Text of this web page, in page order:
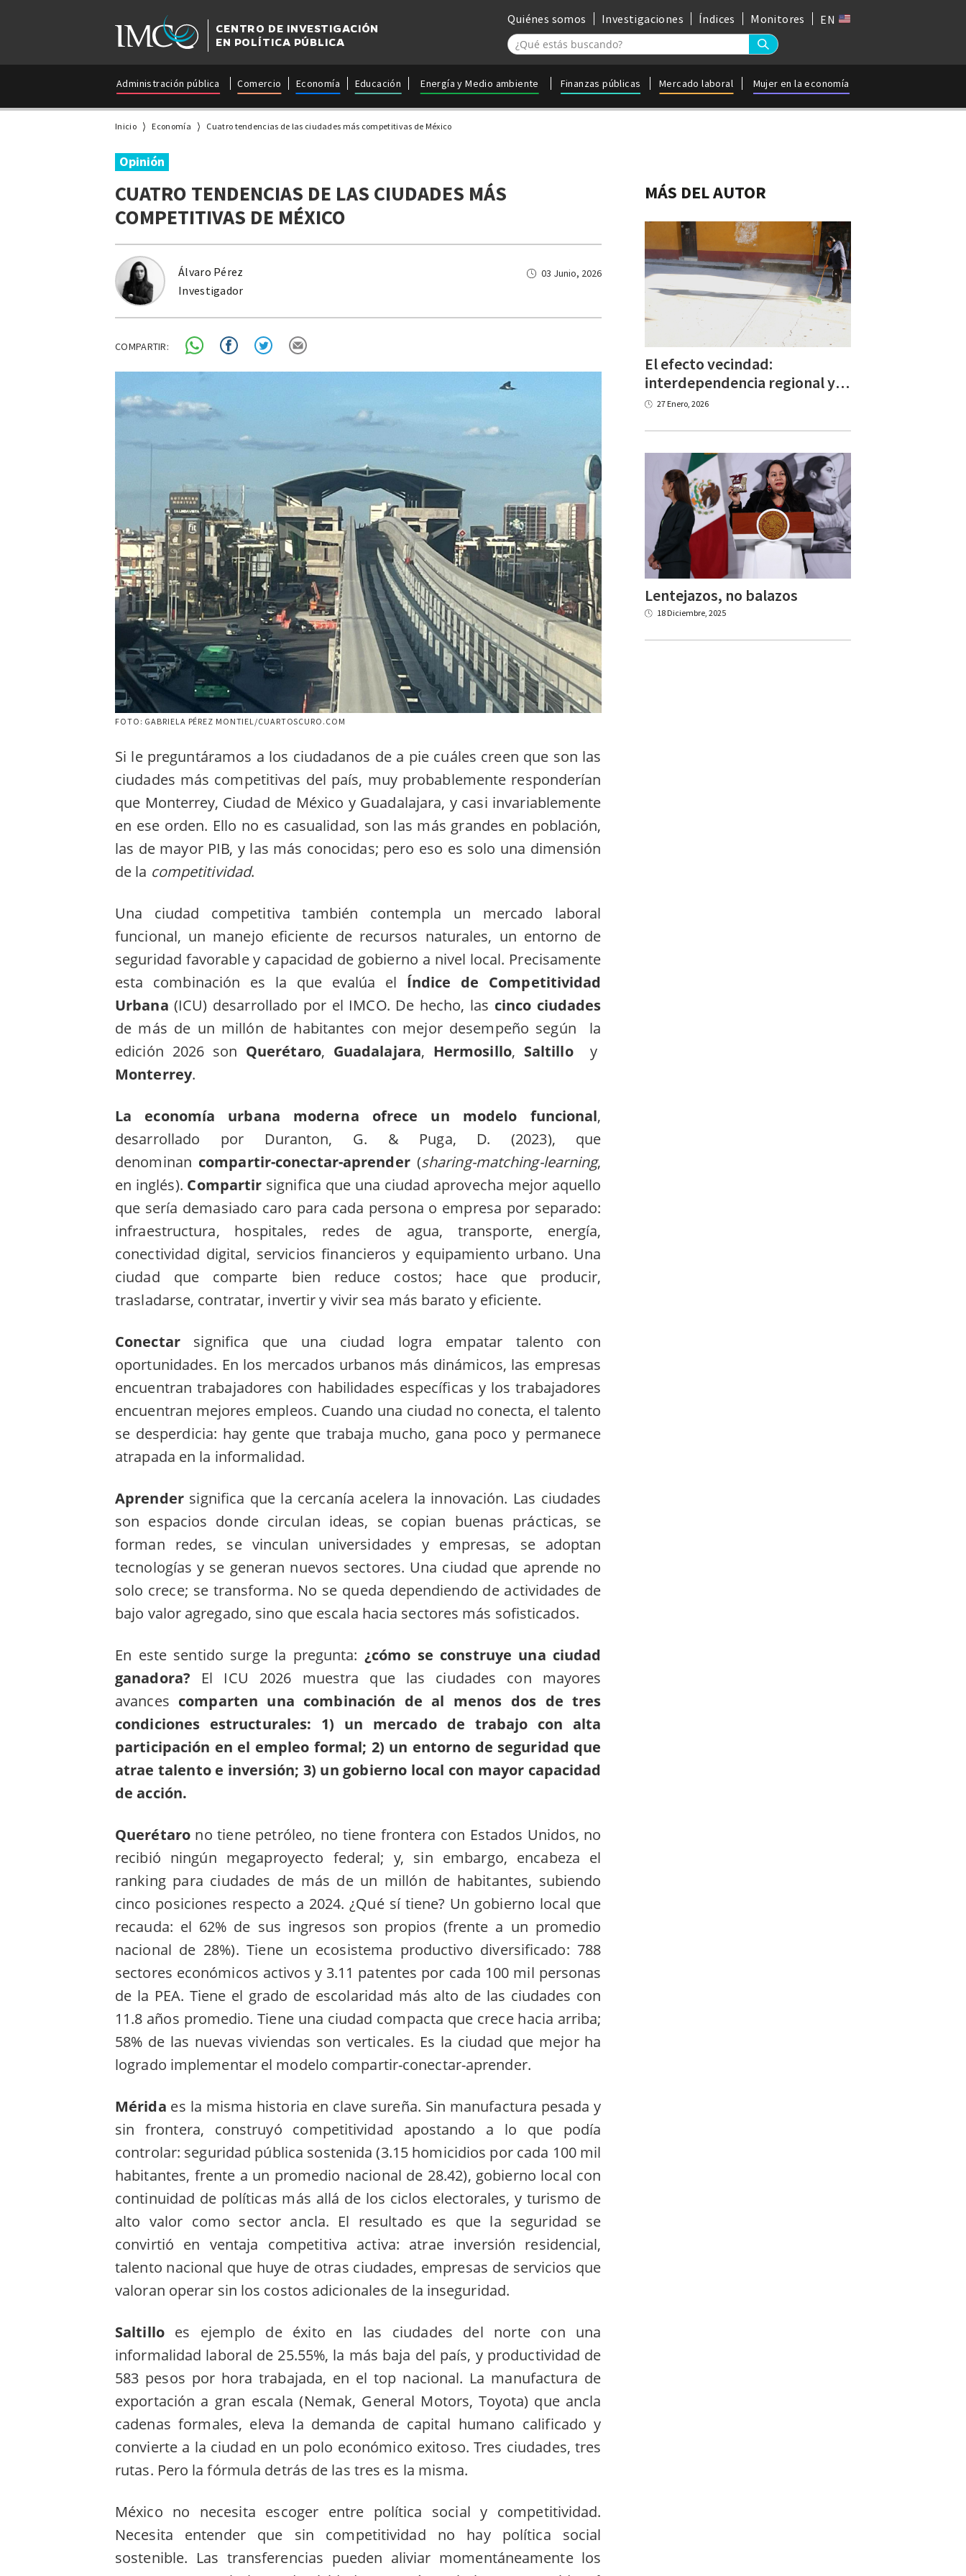
CENTRO DE INVESTIGACIÓN
EN POLÍTICA PÚBLICA
Quiénes somos Investigaciones Índices Monitores EN
Administración pública Comercio Economía Educación Energía y Medio ambiente Finanzas públicas Mercado laboral Mujer en la economía
Inicio Economía Cuatro tendencias de las ciudades más competitivas de México
Opinión
CUATRO TENDENCIAS DE LAS CIUDADES MÁS
COMPETITIVAS DE MÉXICO
Álvaro Pérez
Investigador
03 Junio, 2026
COMPARTIR:
FOTO: GABRIELA PÉREZ MONTIEL/CUARTOSCURO.COM
Si le preguntáramos a los ciudadanos de a pie cuáles creen que son las
ciudades más competitivas del país, muy probablemente responderían
que Monterrey, Ciudad de México y Guadalajara, y casi invariablemente
en ese orden. Ello no es casualidad, son las más grandes en población,
las de mayor PIB, y las más conocidas; pero eso es solo una dimensión
de la competitividad.
Una ciudad competitiva también contempla un mercado laboral
funcional, un manejo eficiente de recursos naturales, un entorno de
seguridad favorable y capacidad de gobierno a nivel local. Precisamente
esta combinación es la que evalúa el Índice de Competitividad
Urbana (ICU) desarrollado por el IMCO. De hecho, las cinco ciudades
de más de un millón de habitantes con mejor desempeño según la
edición 2026 son Querétaro, Guadalajara, Hermosillo, Saltillo
y
Monterrey.
La economía urbana moderna ofrece un modelo funcional,
desarrollado por Duranton, G. & Puga, D. (2023), que
denominan compartir-conectar-aprender(sharing-matching-learning,
en inglés). Compartir significa que una ciudad aprovecha mejor aquello
que sería demasiado caro para cada persona o empresa por separado:
infraestructura, hospitales, redes de agua, transporte, energía,
conectividad digital, servicios financieros y equipamiento urbano. Una
ciudad que comparte bien reduce costos; hace que producir,
trasladarse, contratar, invertir y vivir sea más barato y eficiente.
Conectarsignifica que una ciudad logra empatar talento con
oportunidades. En los mercados urbanos más dinámicos, las empresas
encuentran trabajadores con habilidades específicas y los trabajadores
encuentran mejores empleos. Cuando una ciudad no conecta, el talento
se desperdicia: hay gente que trabaja mucho, gana poco y permanece
atrapada en la informalidad.
Aprendersignifica que la cercanía acelera la innovación. Las ciudades
son espacios donde circulan ideas, se copian buenas prácticas, se
forman redes, se vinculan universidades y empresas, se adoptan
tecnologías y se generan nuevos sectores. Una ciudad que aprende no
solo crece; se transforma. No se queda dependiendo de actividades de
bajo valor agregado, sino que escala hacia sectores más sofisticados.
En este sentido surge la pregunta: ¿cómo se construye una ciudad
ganadora? El ICU 2026 muestra que las ciudades con mayores
avances comparten una combinación de al menos dos de tres
condiciones estructurales: 1) un mercado de trabajo con alta
participación en el empleo formal; 2) un entorno de seguridad que
atrae talento e inversión; 3) un gobierno local con mayor capacidad
de acción.
Querétarono tiene petróleo, no tiene frontera con Estados Unidos, no
recibió ningún megaproyecto federal; y, sin embargo, encabeza el
ranking para ciudades de más de un millón de habitantes, subiendo
cinco posiciones respecto a 2024. ¿Qué sí tiene? Un gobierno local que
recauda: el 62% de sus ingresos son propios (frente a un promedio
nacional de 28%). Tiene un ecosistema productivo diversificado: 788
sectores económicos activos y 3.11 patentes por cada 100 mil personas
de la PEA. Tiene el grado de escolaridad más alto de las ciudades con
11.8 años promedio. Tiene una ciudad compacta que crece hacia arriba;
58% de las nuevas viviendas son verticales. Es la ciudad que mejor ha
logrado implementar el modelo compartir-conectar-aprender.
Mérida es la misma historia en clave sureña. Sin manufactura pesada y
sin frontera, construyó competitividad apostando a lo que podía
controlar: seguridad pública sostenida (3.15 homicidios por cada 100 mil
habitantes, frente a un promedio nacional de 28.42), gobierno local con
continuidad de políticas más allá de los ciclos electorales, y turismo de
alto valor como sector ancla. El resultado es que la seguridad se
convirtió en ventaja competitiva activa: atrae inversión residencial,
talento nacional que huye de otras ciudades, empresas de servicios que
valoran operar sin los costos adicionales de la inseguridad.
Saltilloes ejemplo de éxito en las ciudades del norte con una
informalidad laboral de 25.55%, la más baja del país, y productividad de
583 pesos por hora trabajada, en el top nacional. La manufactura de
exportación a gran escala (Nemak, General Motors, Toyota) que ancla
cadenas formales, eleva la demanda de capital humano calificado y
convierte a la ciudad en un polo económico exitoso. Tres ciudades, tres
rutas. Pero la fórmula detrás de las tres es la misma.
México no necesita escoger entre política social y competitividad.
Necesita entender que sin competitividad no hay política social
sostenible. Las transferencias pueden aliviar momentáneamente los
MÁS DEL AUTOR
El efecto vecindad:
interdependencia regional y desempeño económico
27 Enero, 2026
Lentejazos, no balazos
18 Diciembre, 2025